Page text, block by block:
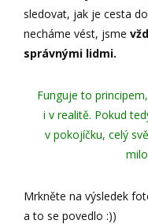
sledovat, jak je cesta
necháme vést, jsme
správnými lidmi.
Funguje to
i v realitě. Pokud
v pokojíčku, celý
Mrkněte na výsledek
a to se povedlo :))